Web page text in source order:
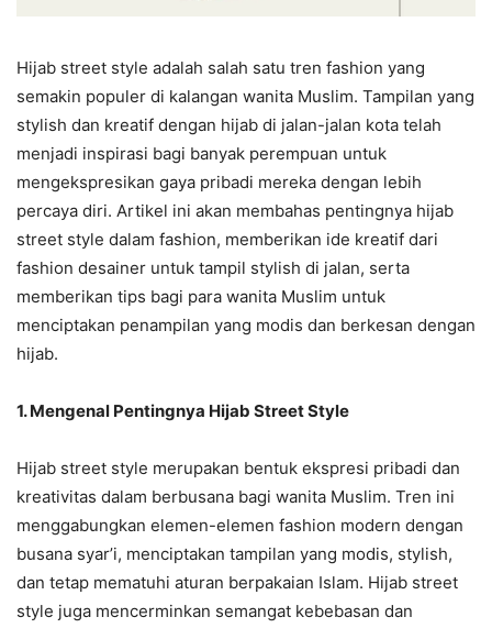
Hijab street style adalah salah satu tren fashion yang
semakin populer di kalangan wanita Muslim. Tampilan yang
stylish dan kreatif dengan hijab di jalan-jalan kota telah
menjadi inspirasi bagi banyak perempuan untuk
mengekspresikan gaya pribadi mereka dengan lebih
percaya diri. Artikel ini akan membahas pentingnya hijab
street style dalam fashion, memberikan ide kreatif dari
fashion desainer untuk tampil stylish di jalan, serta
memberikan tips bagi para wanita Muslim untuk
menciptakan penampilan yang modis dan berkesan dengan
hijab.
1. Mengenal Pentingnya Hijab Street Style
Hijab street style merupakan bentuk ekspresi pribadi dan
kreativitas dalam berbusana bagi wanita Muslim. Tren ini
menggabungkan elemen-elemen fashion modern dengan
busana syar’i, menciptakan tampilan yang modis, stylish,
dan tetap mematuhi aturan berpakaian Islam. Hijab street
style juga mencerminkan semangat kebebasan dan